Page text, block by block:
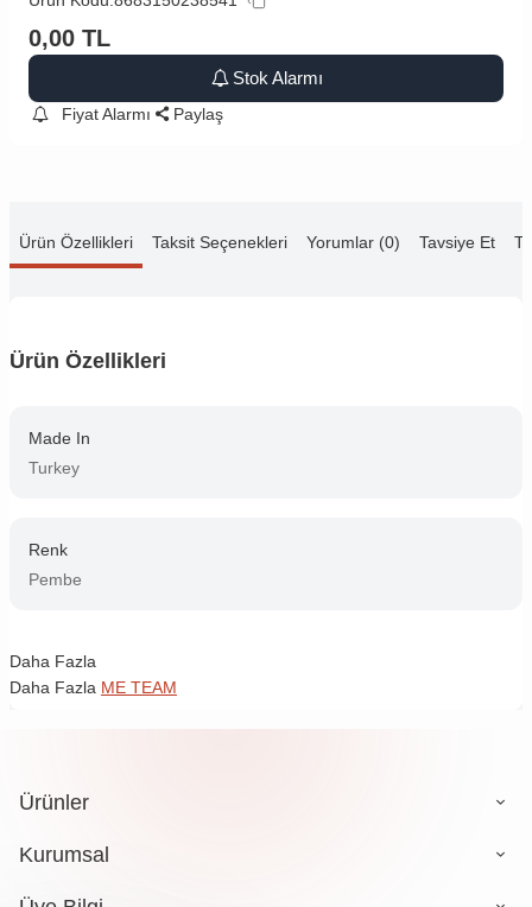
0,00 TL
Stok Alarmı
Fiyat Alarmı Paylaş
Ürün Özellikleri Taksit Seçenekleri Yorumlar (0) Tavsiye Et
Ürün Özellikleri
Made In
Turkey
Renk
Pembe
Daha Fazla
Daha Fazla ME TEAM
Ürünler
Kurumsal